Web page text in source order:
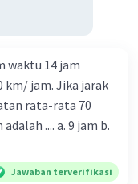
waktu 14 jam
km/ jam. Jika jarak
rata-rata 70
a. 9 jam b.
Jawaban terverifikasi